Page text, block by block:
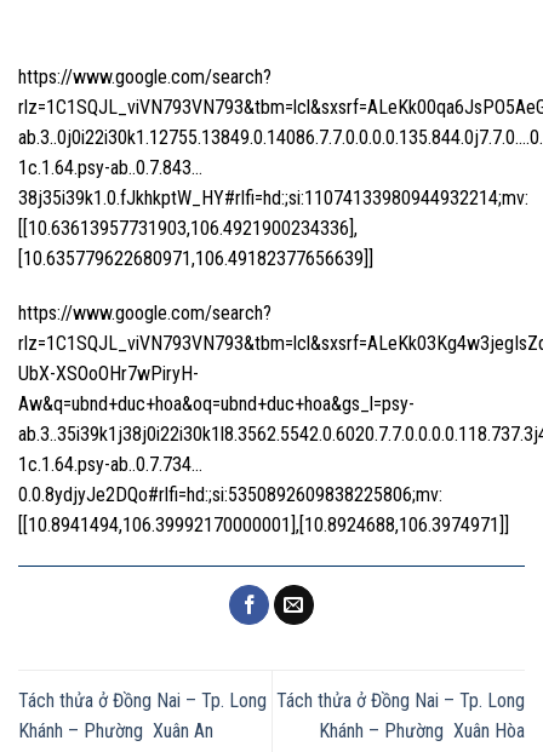
https://www.google.com/search?
1c.1.64.psy-ab..0.7.843…
38j35i39k1.0.fJkhkptW_HY#rlfi=hd:;si:11074133980944932214;mv:
[[10.63613957731903,106.4921900234336],
[10.635779622680971,106.49182377656639]]
https://www.google.com/search?
UbX-XSOoOHr7wPiryH-
Aw&q=ubnd+duc+hoa&oq=ubnd+duc+hoa&gs_l=psy-
1c.1.64.psy-ab..0.7.734…
0.0.8ydjyJe2DQo#rlfi=hd:;si:5350892609838225806;mv:
[[10.8941494,106.39992170000001],[10.8924688,106.3974971]]
Tách thửa ở Đồng Nai – Tp. Long
Khánh – Phường Xuân An
Tách thửa ở Đồng Nai – Tp. Long
Khánh – Phường Xuân Hòa